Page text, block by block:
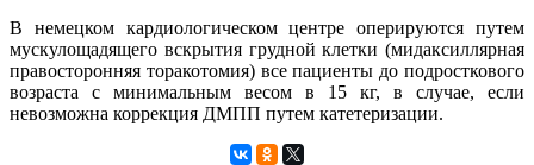
В немецком кардиологическом центре оперируются путем
мускулощадящего вскрытия грудной клетки (мидаксиллярная
правосторонняя торакотомия) все пациенты до подросткового
возраста с минимальным весом в 15 кг, в случае, если
невозможна коррекция ДМПП путем катетеризации.